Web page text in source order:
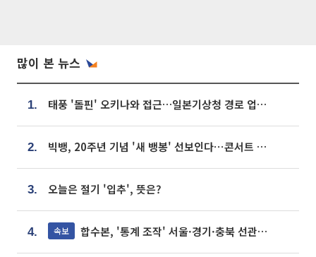
많이 본 뉴스
1. 태풍 '돌핀' 오키나와 접근…일본기상청 경로 업데이트
2. 빅뱅, 20주년 기념 '새 뱅봉' 선보인다⋯콘서트 앞두고 팝업 개최
3. 오늘은 절기 '입추', 뜻은?
4. 속보 합수본, '통계 조작' 서울·경기·충북 선관위 등 추가 압수수색